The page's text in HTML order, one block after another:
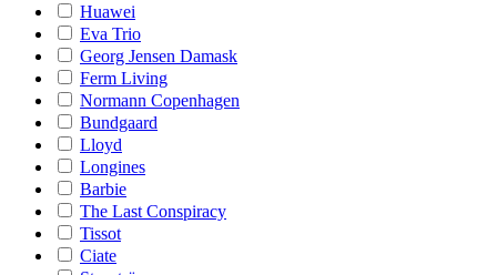
Huawei
Eva Trio
Georg Jensen Damask
Ferm Living
Normann Copenhagen
Bundgaard
Lloyd
Longines
Barbie
The Last Conspiracy
Tissot
Ciate